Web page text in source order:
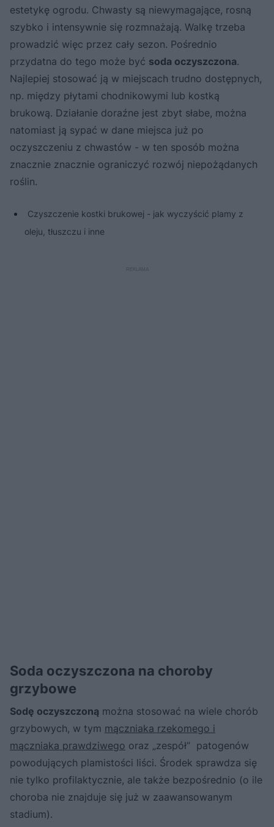
estetykę ogrodu. Chwasty są niewymagające, rosną
szybko i intensywnie się rozmnażają. Walkę trzeba
prowadzić więc przez cały sezon. Pośrednio
przydatna do tego może być soda oczyszczona.
Najlepiej stosować ją w miejscach trudno dostępnych,
np. między płytami chodnikowymi lub kostką
brukową. Działanie doraźne jest zbyt słabe, można
natomiast ją sypać w dane miejsca już po
oczyszczeniu z chwastów - w ten sposób można
znacznie znacznie ograniczyć rozwój niepożądanych
roślin.
Czyszczenie kostki brukowej - jak wyczyścić plamy z
oleju, tłuszczu i inne
Soda oczyszczona na choroby
grzybowe
Sodę oczyszczoną można stosować na wiele chorób
grzybowych, w tym mączniaka rzekomego i
mączniaka prawdziwego oraz „zespół” patogenów
powodujących plamistości liści. Środek sprawdza się
nie tylko profilaktycznie, ale także bezpośrednio (o ile
choroba nie znajduje się już w zaawansowanym
stadium).